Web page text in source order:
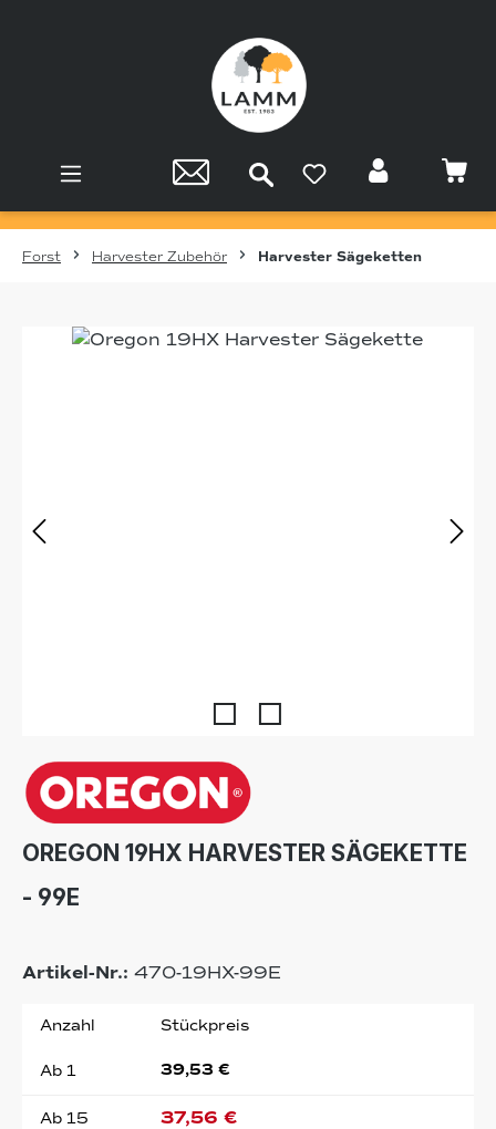
Forst Harvester Zubehör Harvester Sägeketten
Bildergalerie überspringen
OREGON 19HX HARVESTER SÄGEKETTE
- 99E
Artikel-Nr.: 470-19HX-99E
Anzahl Stückpreis
Ab 1 39,53 €
Ab 15 37,56 €